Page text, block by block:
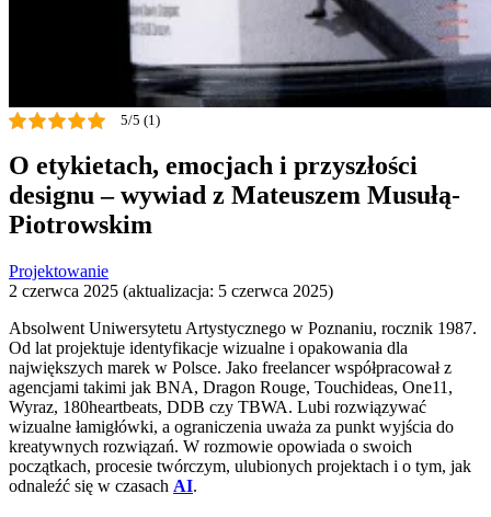
5/5 (1)
O etykietach, emocjach i przyszłości
designu – wywiad z Mateuszem Musułą-
Piotrowskim
Projektowanie
2 czerwca 2025 (aktualizacja: 5 czerwca 2025)
Absolwent Uniwersytetu Artystycznego w Poznaniu, rocznik 1987.
Od lat projektuje identyfikacje wizualne i opakowania dla
największych marek w Polsce. Jako freelancer współpracował z
agencjami takimi jak BNA, Dragon Rouge, Touchideas, One11,
Wyraz, 180heartbeats, DDB czy TBWA. Lubi rozwiązywać
wizualne łamigłówki, a ograniczenia uważa za punkt wyjścia do
kreatywnych rozwiązań. W rozmowie opowiada o swoich
początkach, procesie twórczym, ulubionych projektach i o tym, jak
odnaleźć się w czasach AI.